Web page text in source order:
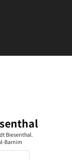
Biesenthal.
Barnim